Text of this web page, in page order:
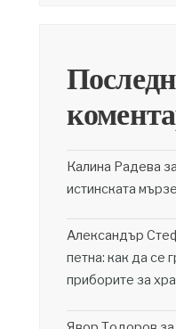
Калина Радева за
истинската
Александър
петна: как да се
приборите за